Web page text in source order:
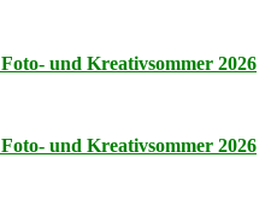
Foto- und Kreativsommer 2026
Foto- und Kreativsommer 2026